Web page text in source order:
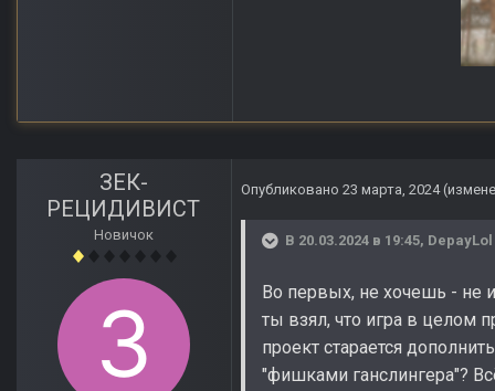
ЗЕК-
РЕЦИДИВИСТ
Новичок
Опубликовано 23 марта, 2024
В 20.03.2024 в 19:45, DepayLol
Во первых, не хочешь - не
ты взял, что игра в целом
проект старается
"фишками ганслингера"?